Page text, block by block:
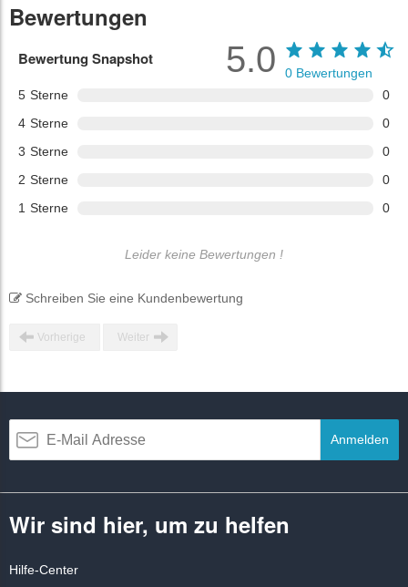
Bewertungen
Bewertung Snapshot
5 Sterne
0
4 Sterne
0
3 Sterne
0
2 Sterne
0
1 Sterne 0
5.0 0 Bewertungen
Leider keine Bewertungen !
Schreiben Sie eine Kundenbewertung
Vorherige Weiter
Anmelden
Wir sind hier, um zu helfen
Hilfe-Center